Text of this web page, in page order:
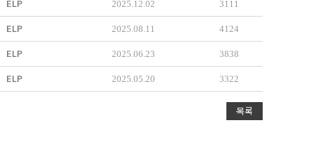
ELP 2025.12.02 3111
ELP 2025.08.11 4124
ELP 2025.06.23 3838
ELP 2025.05.20 3322
목록